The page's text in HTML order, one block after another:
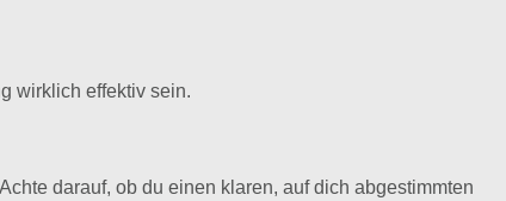
wirklich effektiv sein.
darauf, ob du einen klaren, auf dich abgestimmten